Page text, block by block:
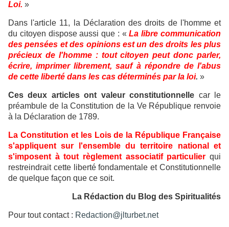
Loi. »
Dans l'article 11, la Déclaration des droits de l'homme et
du citoyen dispose aussi que : «La libre communication
des pensées et des opinions est un des droits les plus
précieux de l'homme : tout citoyen peut donc parler,
écrire, imprimer librement, sauf à répondre de l'abus
de cette liberté dans les cas déterminés par la loi. »
Ces deux articles ont valeur constitutionnelle car le
préambule de la Constitution de la Ve République renvoie
à la Déclaration de 1789.
La Constitution et les Lois de la République Française
s'appliquent sur l'ensemble du territoire national et
s'imposent à tout règlement associatif particulier qui
restreindrait cette liberté fondamentale et Constitutionnelle
de quelque façon que ce soit.
La Rédaction du Blog des Spiritualités
Pour tout contact : Redaction@jlturbet.net